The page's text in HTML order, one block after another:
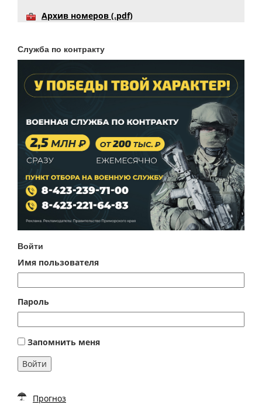
Архив номеров (.pdf)
Служба по контракту
Войти
Имя пользователя
Пароль
Запомнить меня
Войти
Прогноз